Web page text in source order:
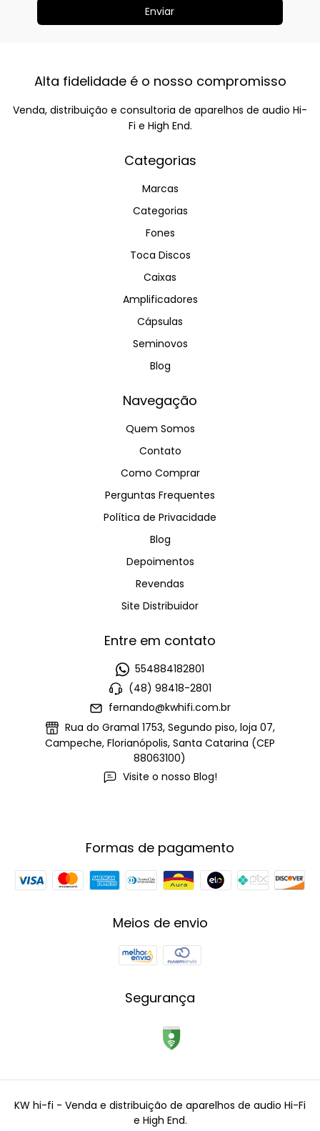
Alta fidelidade é o nosso compromisso
Venda, distribuição e consultoria de aparelhos de audio Hi-
Fi e High End.
Categorias
Marcas
Categorias
Fones
Toca Discos
Caixas
Amplificadores
Cápsulas
Seminovos
Blog
Navegação
Quem Somos
Contato
Como Comprar
Perguntas Frequentes
Política de Privacidade
Blog
Depoimentos
Revendas
Site Distribuidor
Entre em contato
554884182801
(48) 98418-2801
fernando@kwhifi.com.br
Rua do Gramal 1753, Segundo piso, loja 07,
Campeche, Florianópolis, Santa Catarina (CEP
88063100)
Visite o nosso Blog!
Formas de pagamento
Meios de envio
Segurança
KW hi-fi - Venda e distribuição de aparelhos de audio Hi-Fi
e High End.